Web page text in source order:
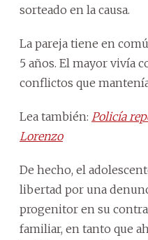
sorteado en la causa.
La pareja tiene en
5 años. El mayor vivía
conflictos que
Lea también: Policía
Lorenzo
De hecho, el
libertad por una
progenitor en su
familiar, en tanto que